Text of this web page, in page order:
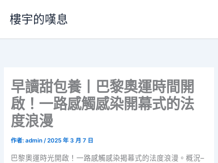
要
樓宇的嘆息
早讀甜包養丨巴黎奧運時間開
啟！一路感觸感染開幕式的法
度浪漫
作者:admin/2025 年 3 月 7 日
巴黎奧運時光開啟！一路感觸感染揭幕式的法度浪漫。概況–